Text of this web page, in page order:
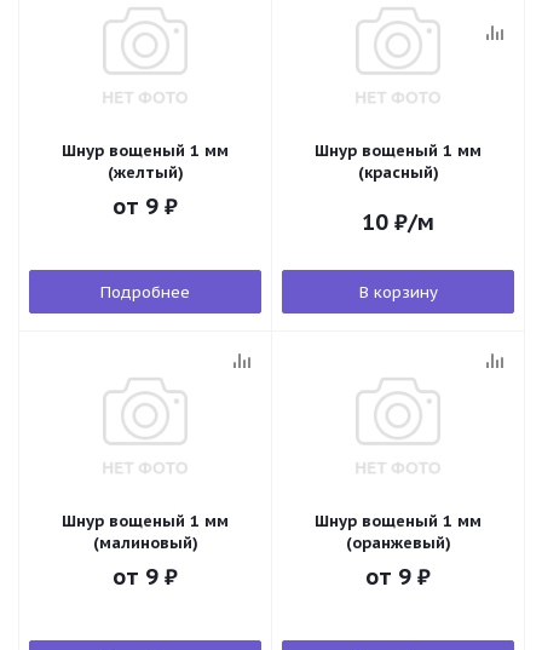
Шнур вощеный 1 мм
(желтый)
от 9 ₽
Подробнее
Шнур вощеный 1 мм
(красный)
10 ₽/м
В корзину
Шнур вощеный 1 мм
(малиновый)
от 9 ₽
Шнур вощеный 1 мм
(оранжевый)
от 9 ₽